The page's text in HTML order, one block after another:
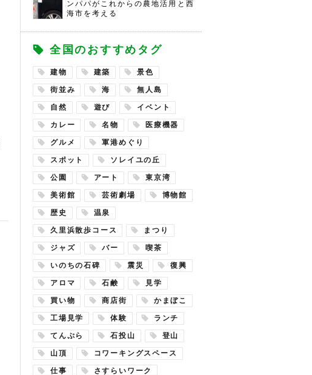
ンパパがこれからの農地活用と西
海市を考える
全国のおすすめタグ
建物 建築 景色
街並み 海 無人島
自然 遊び イベント
カレー 名物 医療機器
グルメ 軍港めぐり
スポット ソレイユの丘
公園 アート 東京湾
美術館 芸術劇場 博物館
歴史 温泉
久里浜散歩コース まつり
ジャズ バー 喫茶
いのちの石碑 震災 復興
アロマ 石鹸 見学
買い物 商店街 かまぼこ
工場見学 体験 ランチ
てんぷら 石投山 登山
山頂 コワーキングスペース
仕事 さすらいワーク